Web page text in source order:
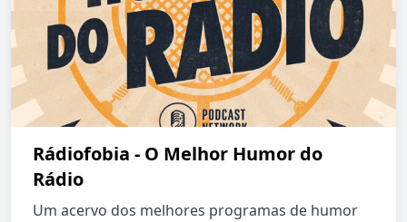
Rádiofobia - O Melhor Humor do
Rádio
Um acervo dos melhores programas de humor